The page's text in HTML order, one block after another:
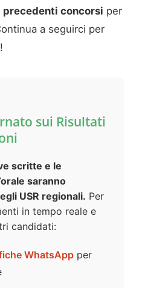
concorsi per
a seguirci per
sui Risultati
scritte e le
saranno
USR regionali. Per
in tempo reale e
candidati:
WhatsApp per